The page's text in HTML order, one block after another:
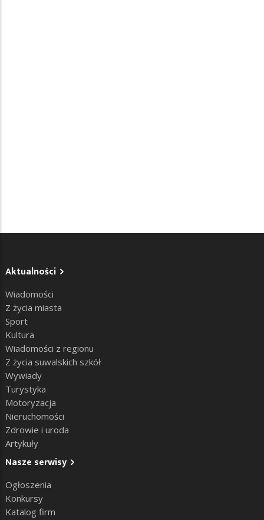
Aktualności
Wiadomości
Z życia miasta
Sport
Kultura
Wiadomości z regionu
Z życia suwalskich szkół
Wywiady
Turystyka
Motoryzacja
Nieruchomości
Zdrowie i uroda
Artykuły
Nasze serwisy
Ogłoszenia
Konkursy
Katalog firm